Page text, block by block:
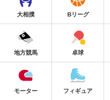
大相撲 Bリーグ
地方競馬 卓球
モーター フィギュア